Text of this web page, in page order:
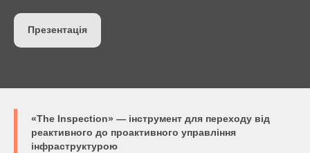
Презентація
«The Inspection» — інструмент для переходу від
реактивного до проактивного управління
інфраструктурою